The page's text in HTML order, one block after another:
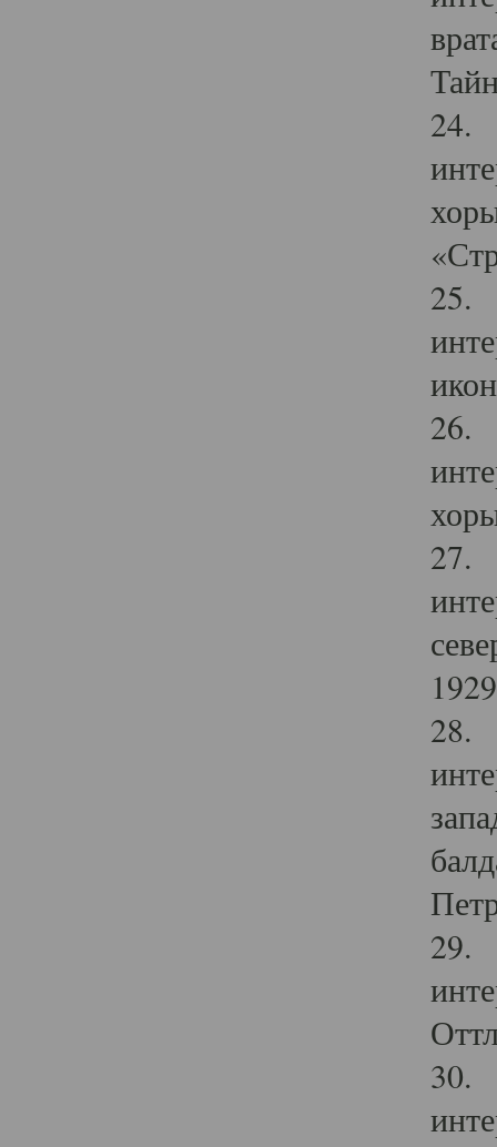
24.
25.
26.
27.
28.
29.
30.